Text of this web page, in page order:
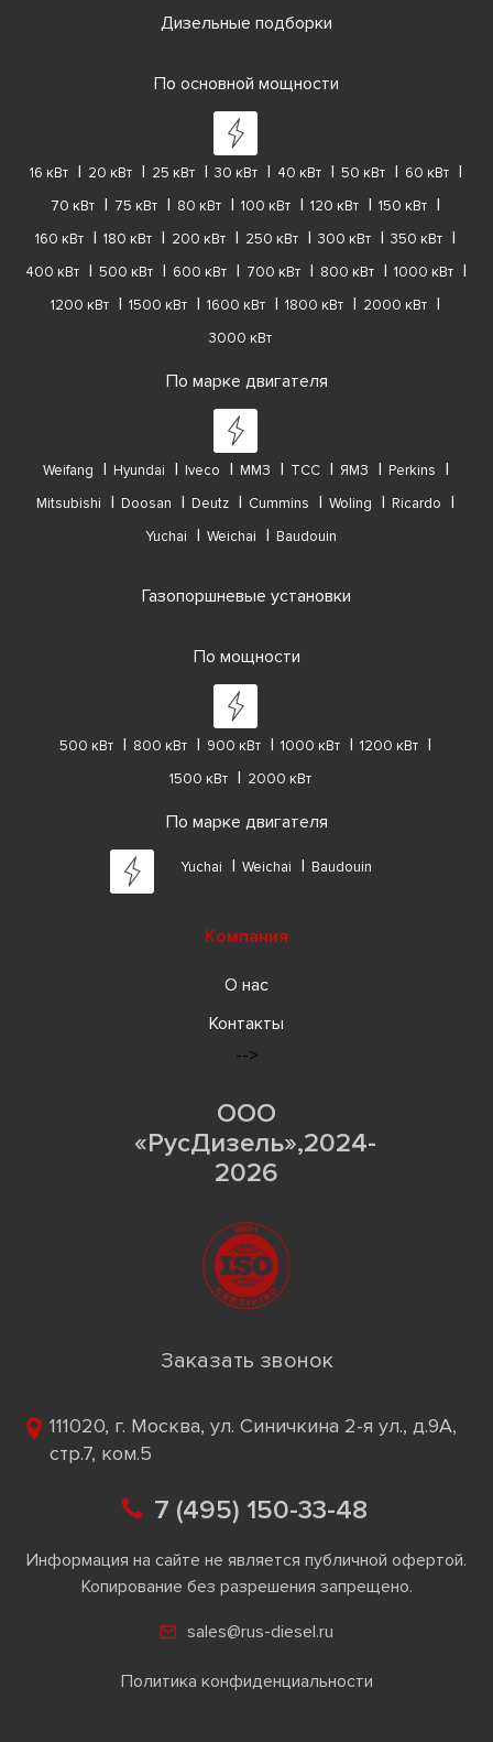
Дизельные подборки
По основной мощности
16 кВт 20 кВт 25 кВт 30 кВт 40 кВт 50 кВт
60 кВт
70 кВт
75 кВт 80 кВт 100 кВт 120 кВт
150 кВт
160 кВт
180 кВт 200 кВт 250 кВт 300 кВт
350 кВт
400 кВт
500 кВт 600 кВт 700 кВт 800 кВт
1000 кВт
1200 кВт
1500 кВт 1600 кВт 1800 кВт
2000 кВт
3000 кВт
По марке двигателя
Weifang Hyundai Iveco ММЗ ТСС ЯМЗ
Perkins
Mitsubishi
Doosan Deutz Cummins Woling
Ricardo
Yuchai
Weichai Baudouin
Газопоршневые установки
По мощности
500 кВт 800 кВт 900 кВт 1000 кВт
1200 кВт
1500 кВт
2000 кВт
По марке двигателя
Yuchai Weichai Baudouin
Компания
О нас
Контакты
-->
ООО
«РусДизель»,2024-
2026
Заказать звонок
111020, г. Москва, ул. Синичкина 2-я ул., д.9А,
стр.7, ком.5
7 (495) 150-33-48
Информация на сайте не является публичной офертой.
Копирование без разрешения запрещено.
sales@rus-diesel.ru
Политика конфиденциальности